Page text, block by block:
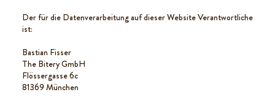
Der für die Datenverarbeitung auf dieser Website Verantwortliche
ist:
Bastian Fisser
The Bitery GmbH
Flössergasse 6c
81369 München